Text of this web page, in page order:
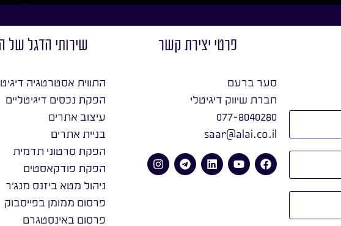
פרטי יצירת קשר
סער ברעם
חברת שיווק דיגיטלי
077-8040280
saar@alai.co.il
שירותי הדגל של
התווית אסטרטגיה
הפקת נכסים דיגיטליים
עיצוב אתרים
בניית אתרים
הפקת סרטוני תדמית
הפקת פודקאסטים
ניהול מטא ביזנס מנג׳ר
פרסום ממומן בפייסבוק
פרסום באינסטגרם